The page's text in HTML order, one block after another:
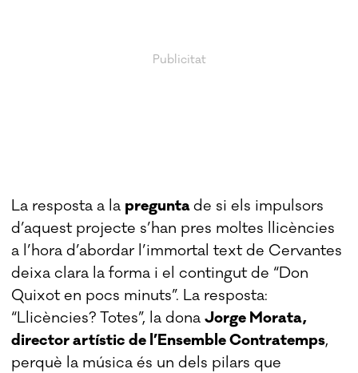
La resposta a la preguntade si els impulsors
d’aquest projecte s’han pres moltes llicències
a l’hora d’abordar l’immortal text de Cervantes
deixa clara la forma i el contingut de “Don
Quixot en pocs minuts”. La resposta:
“Llicències? Totes”, la donaJorge Morata,
director artístic de l’Ensemble Contratemps,
perquè la música és un dels pilars que